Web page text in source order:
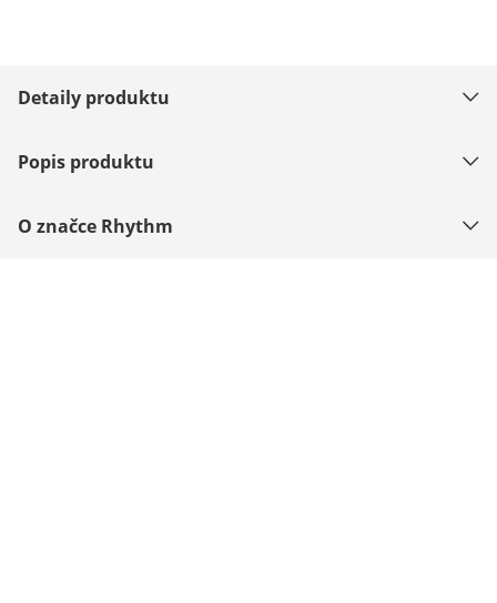
Detaily produktu
Popis produktu
O značce Rhythm